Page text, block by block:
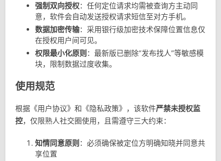
强制双向授权：任何定位请求均需被查询方主动同
意，软件会自动发送授权请求短信至对方手机。
数据加密传输：采用银行级加密技术保障位置信息仅
在授权用户间可见。
权限最小化原则 ：最新版已删除“发布找人”等敏感模
块，限制数据过度收集。
使用规范
根据《用户协议》和《隐私政策》，该软件严禁未授权监
控，仅限熟人社交圈使用，且需遵守三大约束：
知情同意原则 ：必须确保被定位方明确知晓并同意共
享位置